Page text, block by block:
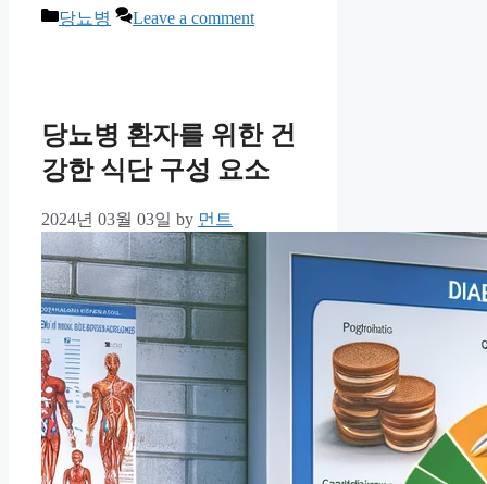
Categories
당뇨병 Leave a comment
당뇨병 환자를 위한 건
강한 식단 구성 요소
2024년 03월 03일 by 먼트